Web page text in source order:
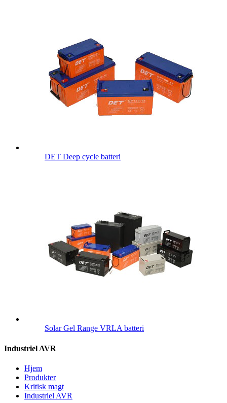
DET Deep cycle batteri
Solar Gel Range VRLA batteri
Industriel AVR
Hjem
Produkter
Kritisk magt
Industriel AVR